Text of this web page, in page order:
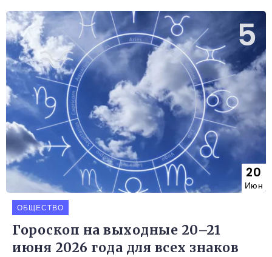
20
Июн
ОБЩЕСТВО
Гороскоп на выходные 20–21
июня 2026 года для всех знаков